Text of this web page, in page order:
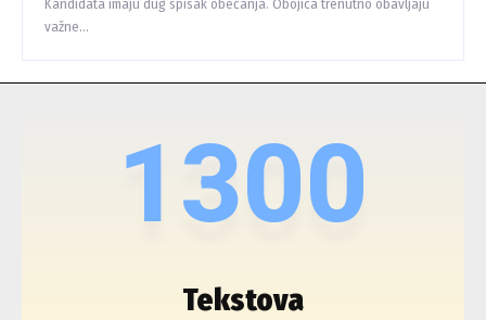
Kandidata imaju dug spisak obećanja. Obojica trenutno obavljaju
važne...
1300
Tekstova